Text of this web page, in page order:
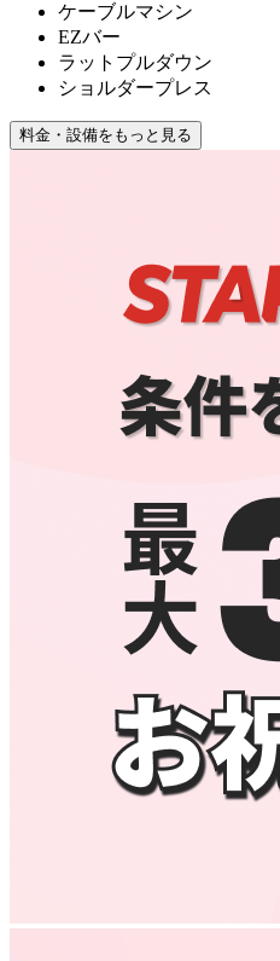
ケーブルマシン
EZバー
ラットプルダウン
ショルダープレス
料金・設備をもっと見る